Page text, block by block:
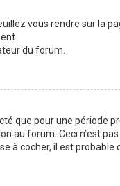
vous rendre sur la
du forum.
que pour une période
au forum. Ceci n’est
à cocher, il est